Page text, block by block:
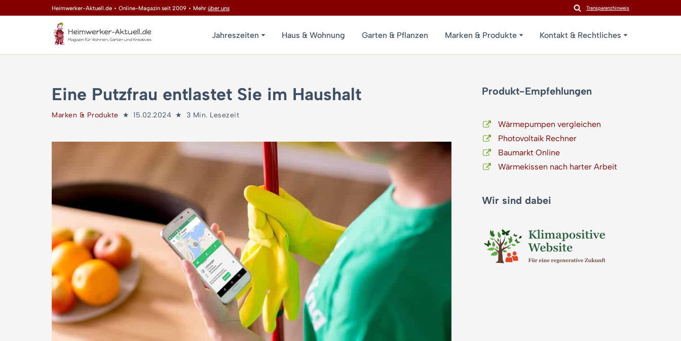
springen
Heimwerker-Aktuell.de ⋆ Online-Magazin seit 2009 ⋆ Mehr über uns Transparenzhinweis
Jahreszeiten Haus & Wohnung Garten & Pflanzen Marken & Produkte Kontakt & Rechtliches
Eine Putzfrau entlastet Sie im Haushalt
Marken & Produkte 15.02.2024 3 Min. Lesezeit
Produkt-Empfehlungen
Wärmepumpen vergleichen
Photovoltaik Rechner
Baumarkt Online
Wärmekissen nach harter Arbeit
Wir sind dabei